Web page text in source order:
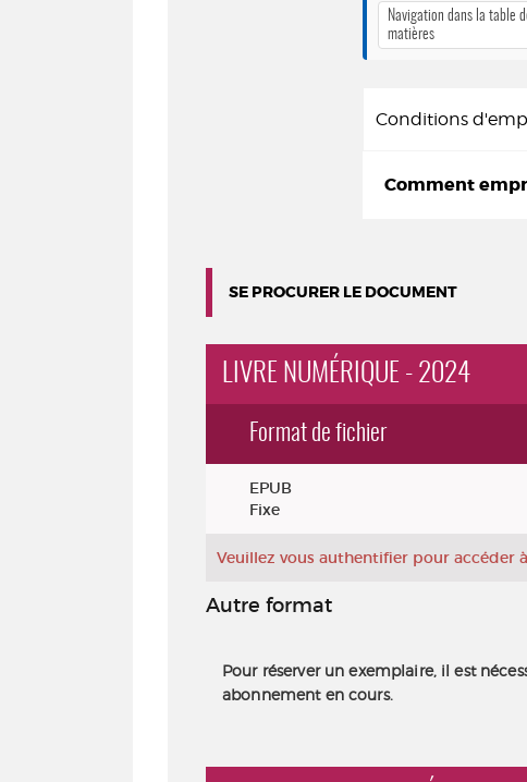
Navigation dans la table
matières
Conditions
Comment
SE PROCURER LE DOCUMENT
LIVRE NUMÉRIQUE - 2024
Exemplaires
Format de fichier
EPUB
Fixe
Veuillez vous authentifier pour accéder
Autre format
Pour réserver un exemplaire, il est
abonnement en cours.